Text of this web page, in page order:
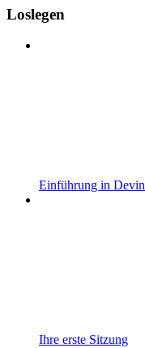
Loslegen
Einführung in Devin
Ihre erste Sitzung